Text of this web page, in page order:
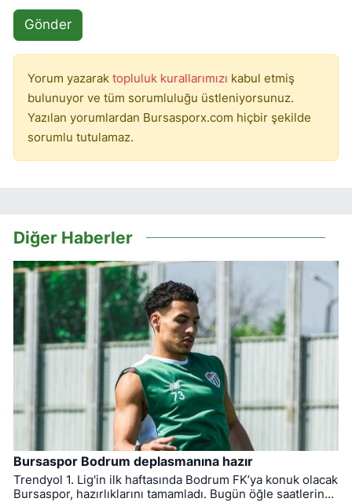
Gönder
Yorum yazarak topluluk kurallarımızı kabul etmiş
bulunuyor ve tüm sorumluluğu üstleniyorsunuz.
Yazılan yorumlardan Bursasporx.com hiçbir şekilde
sorumlu tutulamaz.
Diğer Haberler
Bursaspor Bodrum deplasmanına hazır
Trendyol 1. Lig'in ilk haftasında Bodrum FK’ya konuk olacak
Bursaspor, hazırlıklarını tamamladı. Bugün öğle saatlerinde